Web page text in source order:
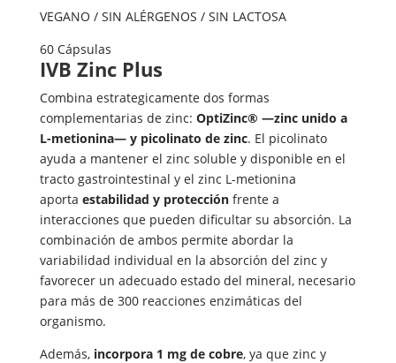
VEGANO / SIN ALÉRGENOS / SIN LACTOSA
60 Cápsulas
IVB Zinc Plus
Combina estrategicamente dos formas
complementarias de zinc: OptiZinc® —zinc unido a
L-metionina— y picolinato de zinc. El picolinato
ayuda a mantener el zinc soluble y disponible en el
tracto gastrointestinal y el zinc L-metionina
aporta estabilidad y protecciónfrente a
interacciones que pueden dificultar su absorción. La
combinación de ambos permite abordar la
variabilidad individual en la absorción del zinc y
favorecer un adecuado estado del mineral, necesario
para más de 300 reacciones enzimáticas del
organismo.
Además, incorpora 1 mg de cobre, ya que zinc y